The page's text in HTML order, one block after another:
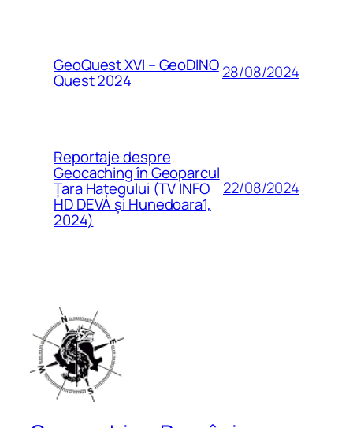
GeoQuest XVI – GeoDINO
Quest 2024 28/08/2024
Reportaje despre
Geocaching în Geoparcul
Țara Hațegului (TV INFO
HD DEVA și Hunedoara1,
2024)
22/08/2024